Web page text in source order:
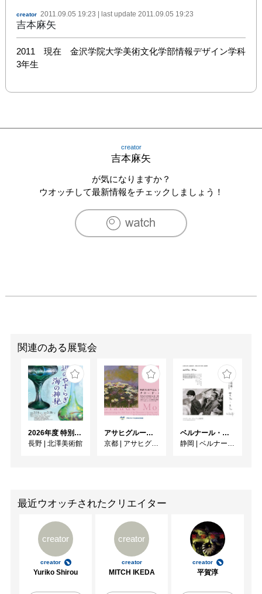
creator 2011.09.05 19:23 | last update 2011.09.05 19:23
吉本麻矢
2011　現在　金沢学院大学美術文化学部情報デザイン学科
3年生
creator
吉本麻矢
が気になりますか？
ウオッチして最新情報をチェックしましょう！
関連のある展覧会
2026年度 特別展「ガレとドーム、アール･ヌーヴォーのガラス 水辺のやすらぎ、海の神秘」
長野 | 北澤美術館
アサヒグループ大山崎山荘美術館 開館30周年記念展「没後100年 クロード・モネ」
京都 | アサヒグループ大山崎山荘美術館
ベルナール・ビュフェと写真 ーカメラがとらえたビュフェとその時代、そして21 世紀へ
静岡 | ベルナール・ビュフェ美術館
最近ウオッチされたクリエイター
creator
creator
Yuriko Shirou
creator
creator
MITCH IKEDA
creator
平賀淳